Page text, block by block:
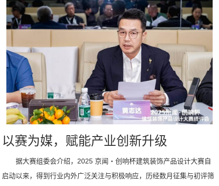
以赛为媒，赋能产业创新升级
据大赛组委会介绍，2025 京闻・创响杯建筑装饰产品设计大赛自
启动以来，得到行业内外广泛关注与积极响应，历经数月征集与初评筛